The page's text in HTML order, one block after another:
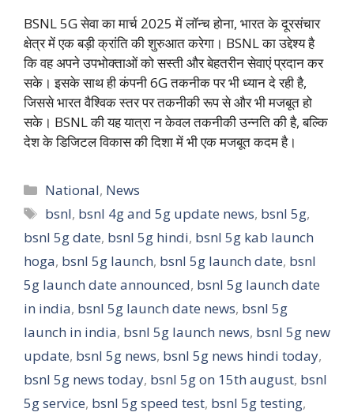
BSNL 5G सेवा का मार्च 2025 में लॉन्च होना, भारत के दूरसंचार
क्षेत्र में एक बड़ी क्रांति की शुरुआत करेगा। BSNL का उद्देश्य है
कि वह अपने उपभोक्ताओं को सस्ती और बेहतरीन सेवाएं प्रदान कर
सके। इसके साथ ही कंपनी 6G तकनीक पर भी ध्यान दे रही है,
जिससे भारत वैश्विक स्तर पर तकनीकी रूप से और भी मजबूत हो
सके। BSNL की यह यात्रा न केवल तकनीकी उन्नति की है, बल्कि
देश के डिजिटल विकास की दिशा में भी एक मजबूत कदम है।
Categories
National, News
Tags
bsnl, bsnl 4g and 5g update news, bsnl 5g,
bsnl 5g date, bsnl 5g hindi, bsnl 5g kab launch
hoga, bsnl 5g launch, bsnl 5g launch date, bsnl
5g launch date announced, bsnl 5g launch date
in india, bsnl 5g launch date news, bsnl 5g
launch in india, bsnl 5g launch news, bsnl 5g new
update, bsnl 5g news, bsnl 5g news hindi today,
bsnl 5g news today, bsnl 5g on 15th august, bsnl
5g service, bsnl 5g speed test, bsnl 5g testing,